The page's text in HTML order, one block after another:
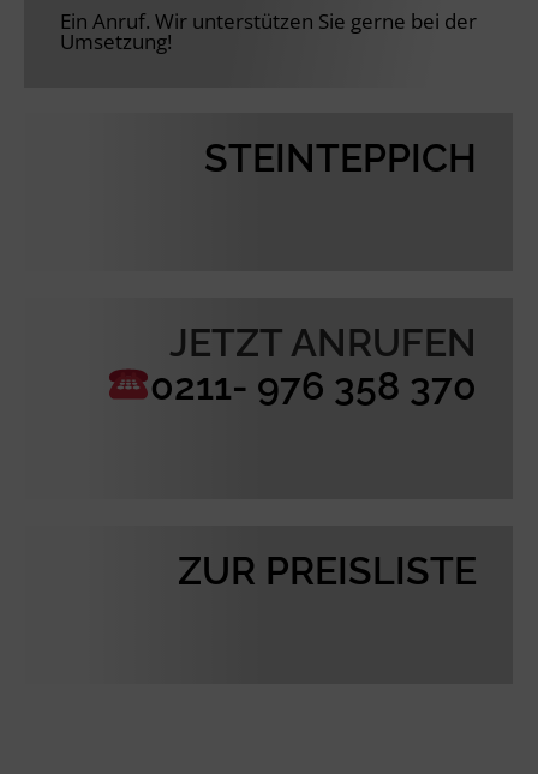
Ein Anruf. Wir unterstützen Sie gerne bei der
Umsetzung!
STEINTEPPICH
JETZT ANRUFEN
0211- 976 358 370
ZUR PREISLISTE